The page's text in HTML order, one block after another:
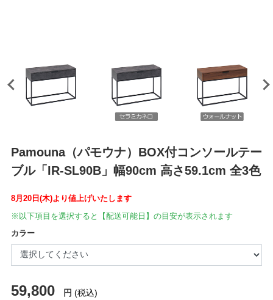
Pamouna（パモウナ）BOX付コンソールテー
ブル「IR-SL90B」幅90cm 高さ59.1cm 全3色
8月20日(木)より値上げいたします
※以下項目を選択すると【配送可能日】の目安が表示されます
カラー
59,800 円 (税込)